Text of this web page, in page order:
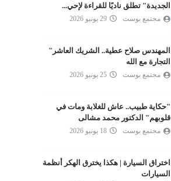
الجديدة" تطلق ناديًا للقراءة لإحي...
مجتمع بوست 29 يونيو 2026
المهندس صلاح عطية.. الشريك العاشر"
التجارة مع الله
مجتمع بوست 25 يونيو 2026
"حكاية طبيب.. عاش للغلابة ومات في
قلوبهم" الدكتور محمد مشالى
مجتمع بوست 18 يونيو 2026
اختراق السيارة | هكذا يخترق الهكر أنظمة
السيارات